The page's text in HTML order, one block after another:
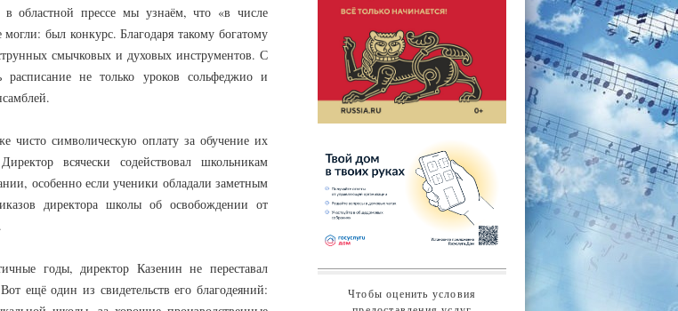
областной прессе мы узнаём, что «в числе
был конкурс. Благодаря такому богатому
смычковых и духовых инструментов. С
расписание не только уроков сольфеджио и
чисто символическую оплату за обучение их
всячески содействовал школьникам
особенно если ученики обладали заметным
директора школы об освобождении от
годы, директор Казенин не переставал
ещё один из свидетельств его благодеяний:
Чтобы оценить условия